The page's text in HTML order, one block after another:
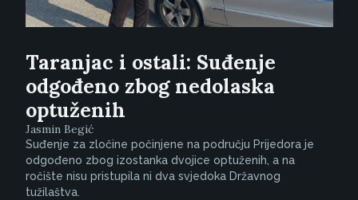
Taranjac i ostali: Suđenje
odgođeno zbog nedolaska
optuženih
Jasmin Begić
Suđenje za zločine počinjene na području Prijedora je
odgođeno zbog izostanka dvojice optuženih, a na
ročište nisu pristupila ni dva svjedoka Državnog
tužilaštva.